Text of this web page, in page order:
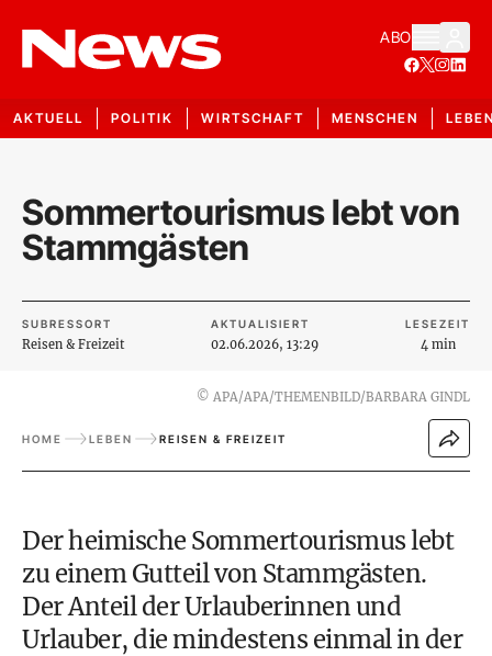
ABO
AKTUELL POLITIK WIRTSCHAFT MENSCHEN
Sommertourismus lebt von
Stammgästen
SUBRESSORT
Reisen & Freizeit
AKTUALISIERT
02.06.2026, 13:29
LESEZEIT
4 min
© APA/APA/THEMENBILD/BARBARA GINDL
HOME LEBEN REISEN & FREIZEIT
Der heimische Sommertourismus lebt
zu einem Gutteil von Stammgästen.
Der Anteil der Urlauberinnen und
Urlauber, die mindestens einmal in der